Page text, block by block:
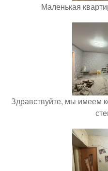
Маленькая
Здравствуйте, мы имеем